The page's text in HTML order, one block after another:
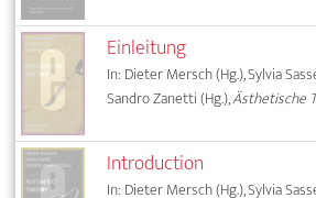
Einleitung
In: Dieter Mersch (Hg.), Sylvia
Sandro Zanetti (Hg.),Ästhetische
Introduction
In: Dieter Mersch (Hg.), Sylvia